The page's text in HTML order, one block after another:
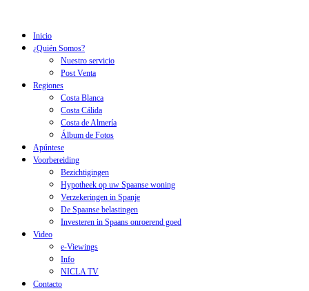
Inicio
¿Quién Somos?
Nuestro servicio
Post Venta
Regiones
Costa Blanca
Costa Cálida
Costa de Almería
Álbum de Fotos
Apúntese
Voorbereiding
Bezichtigingen
Hypotheek op uw Spaanse woning
Verzekeringen in Spanje
De Spaanse belastingen
Investeren in Spaans onroerend goed
Video
e-Viewings
Info
NICLA TV
Contacto